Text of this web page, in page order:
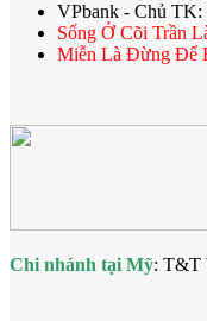
VPbank - Chủ
Sống Ở Cõi Trần
Miễn Là Đừng Để
Chi nhánh tại Mỹ: T&T